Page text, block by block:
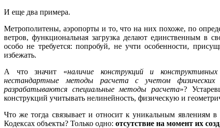
И еще два примера.
Метрополитены, аэропорты и то, что на них похоже, по
ветров, функциональная загрузка делают единственным в
особо не требуется: попробуй, не учти особенности,
избежать.
А что значит «наличие конструкций и
нестандартные методы расчета с учетом физических
разрабатываются специальные методы расчета»?
конструкций учитывать нелинейность, физическую и
Что же тогда связывает и относит к уникальным явлениям в
Кодексах объекты? Только одно: отсутствие на момент их